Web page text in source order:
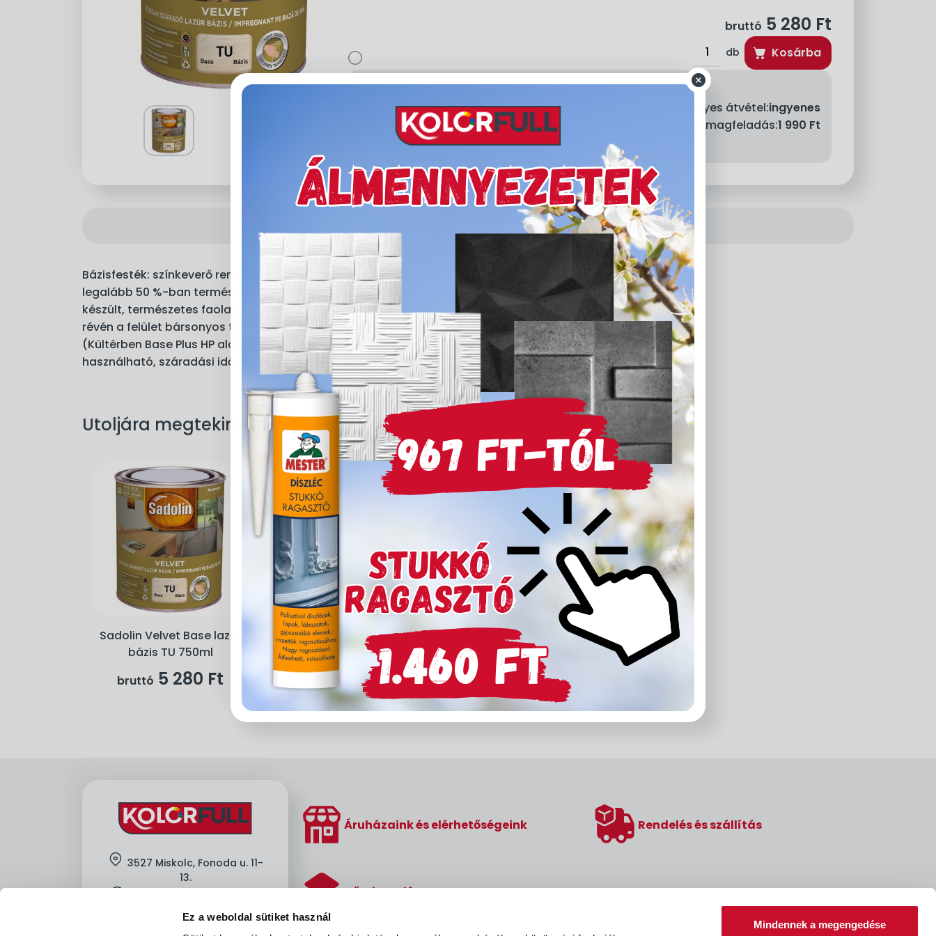
Ez a weboldal sütiket használ
Mindennek a megengedése
bruttó 5 280 Ft
db Kosárba
Szállítási díjak:
Személyes átvétel:ingyenes
Kiszállítás - MPL csomagfeladás:1 990 Ft
Bázisfesték: színkeverő rendszerben 85 árnyalatban színezhető,
legalább 50 %-ban természetes, megújuló alapanyagokból
készült, természetes faolajat tartalmaz. Soft Touch formulája
révén a felület bársonyos tapintású, bel- és kültéri használatra
(Kültérben Base Plus HP alapozóval), beltérben alapozó nélkül
használható, száradási idő: 4-6 óra.
Utoljára megtekintett termékek
Sadolin Velvet Base lazúr
bázis TU 750ml
bruttó 5 280 Ft
Áruházaink és elérhetőségeink Rendelés és szállítás
Hőszigetelés
location 3527 Miskolc, Fonoda u. 11-
13.
clock